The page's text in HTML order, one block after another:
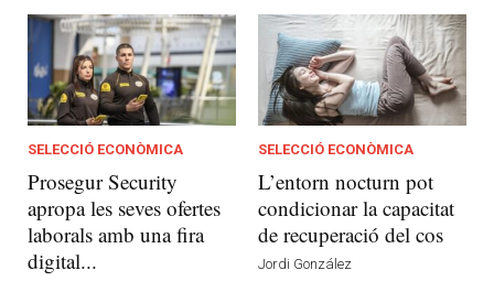
SELECCIÓ ECONÒMICA
Prosegur Security
apropa les seves ofertes
laborals amb una fira
digital...
SELECCIÓ ECONÒMICA
L’entorn nocturn pot
condicionar la capacitat
de recuperació del cos
Jordi González